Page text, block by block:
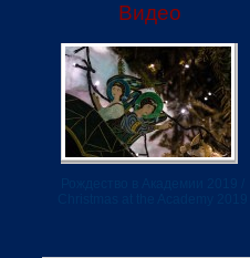
Видео